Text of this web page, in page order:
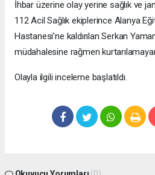
İhbar üzerine olay yerine sağlık ve
112 Acil Sağlık ekiplerince Alanya
Hastanesi’ne kaldırılan Serkan
müdahalesine rağmen
Olayla ilgili inceleme başlatıldı.